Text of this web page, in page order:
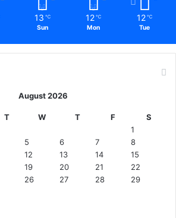
13 ℃
Sun
12 ℃
Mon
12 ℃
Tue
August 2026
T W T F
S
1
5 6 7
8
12 13 14
15
19 20 21
22
26 27 28
29